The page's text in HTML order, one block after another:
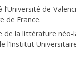
de
de France.
de la littérature
l’Institut